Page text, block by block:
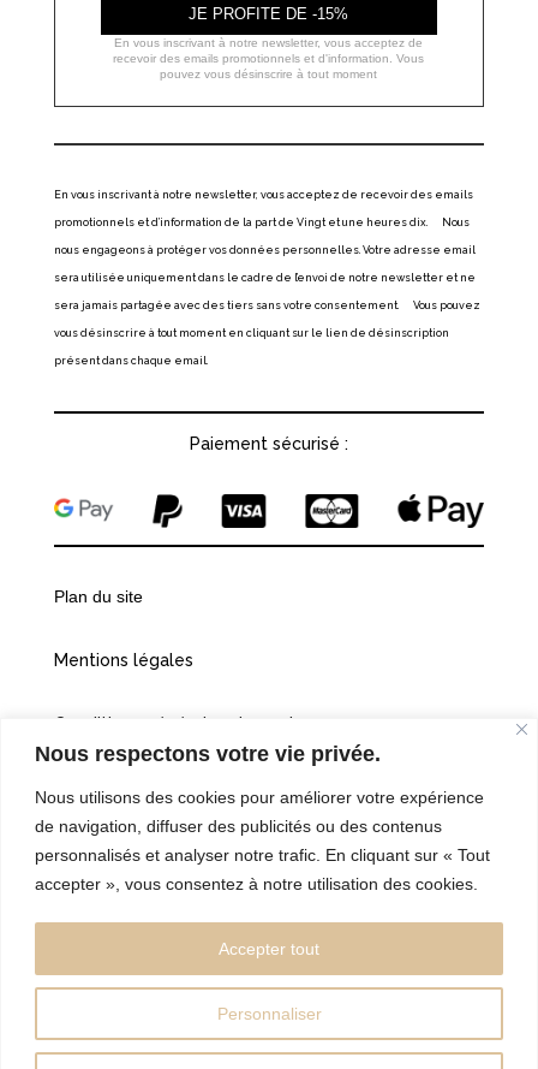
Nous respectons votre vie privée.
Nous utilisons des cookies pour améliorer votre expérience
de navigation, diffuser des publicités ou des contenus
personnalisés et analyser notre trafic. En cliquant sur « Tout
accepter », vous consentez à notre utilisation des cookies.
Personnaliser
Accepter tout
JE PROFITE DE -15%
En vous inscrivant à notre newsletter, vous acceptez de
recevoir des emails promotionnels et d'information. Vous
pouvez vous désinscrire à tout moment
En vous inscrivant à notre newsletter, vous acceptez de recevoir des emails
promotionnels et d’information de la part de Vingt et une heures dix. Nous
nous engageons à protéger vos données personnelles. Votre adresse email
sera utilisée uniquement dans le cadre de l’envoi de notre newsletter et ne
sera jamais partagée avec des tiers sans votre consentement. Vous pouvez
vous désinscrire à tout moment en cliquant sur le lien de désinscription
présent dans chaque email.
Paiement sécurisé :
Plan du site
Mentions légales
Conditions générales de vente
Politiques de confidentialité
Cookies
Réalisé par l’Agence Web: